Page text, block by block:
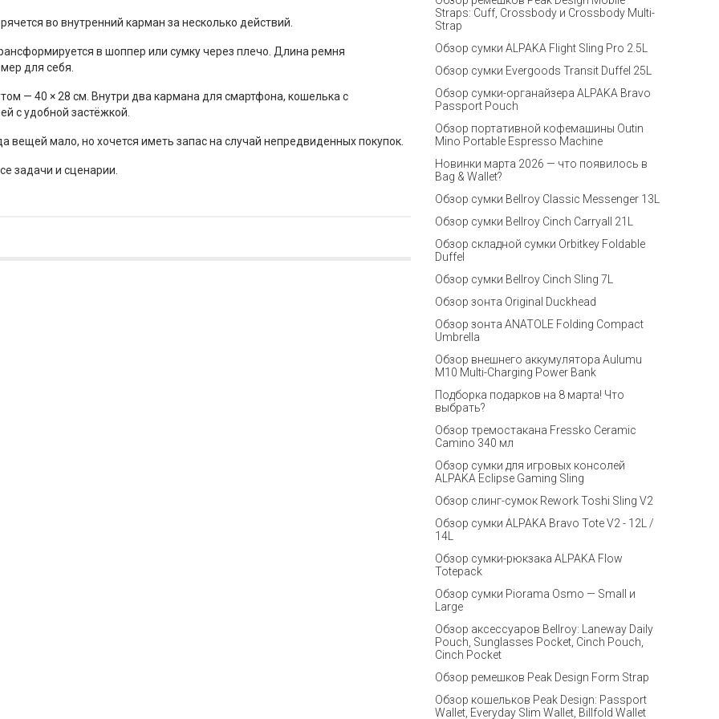
во внутренний карман за несколько действий.
в шоппер или сумку через плечо. Длина ремня
для себя.
— 40 × 28 см. Внутри два кармана для смартфона, кошелька с
с удобной застёжкой.
вещей мало, но хочется иметь запас на случай непредвиденных покупок.
задачи и сценарии.
Straps: Cuff, Crossbody и Crossbody Multi-
Strap
Обзор сумки ALPAKA Flight Sling Pro 2.5L
Обзор сумки Evergoods Transit Duffel 25L
Обзор сумки-органайзера ALPAKA Bravo
Passport Pouch
Обзор портативной кофемашины Outin
Mino Portable Espresso Machine
Новинки марта 2026 — что появилось в
Bag & Wallet?
Обзор сумки Bellroy Classic Messenger 13L
Обзор сумки Bellroy Cinch Carryall 21L
Обзор складной сумки Orbitkey Foldable
Duffel
Обзор сумки Bellroy Cinch Sling 7L
Обзор зонта Original Duckhead
Обзор зонта ANATOLE Folding Compact
Umbrella
Обзор внешнего аккумулятора Aulumu
M10 Multi-Charging Power Bank
Подборка подарков на 8 марта! Что
выбрать?
Обзор тремостакана Fressko Ceramic
Camino 340 мл
Обзор сумки для игровых консолей
ALPAKA Eclipse Gaming Sling
Обзор слинг-сумок Rework Toshi Sling V2
Обзор сумки ALPAKA Bravo Tote V2 - 12L /
14L
Обзор сумки-рюкзака ALPAKA Flow
Totepack
Обзор сумки Piorama Osmo — Small и
Large
Обзор аксессуаров Bellroy: Laneway Daily
Pouch, Sunglasses Pocket, Cinch Pouch,
Cinch Pocket
Обзор ремешков Peak Design Form Strap
Обзор кошельков Peak Design: Passport
Wallet, Everyday Slim Wallet, Billfold Wallet